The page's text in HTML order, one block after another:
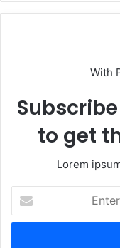
With
to get
Lorem
Enter
your
Email